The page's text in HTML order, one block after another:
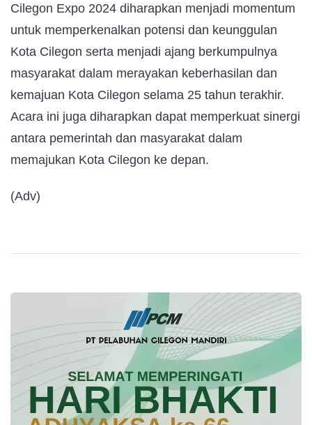
Cilegon Expo 2024 diharapkan menjadi momentum
untuk memperkenalkan potensi dan keunggulan
Kota Cilegon serta menjadi ajang berkumpulnya
masyarakat dalam merayakan keberhasilan dan
kemajuan Kota Cilegon selama 25 tahun terakhir.
Acara ini juga diharapkan dapat memperkuat sinergi
antara pemerintah dan masyarakat dalam
memajukan Kota Cilegon ke depan.
(Adv)